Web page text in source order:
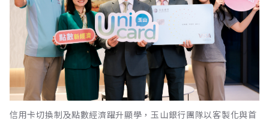
信用卡切換制及點數經濟躍升顯學，玉山銀行團隊以客製化與首